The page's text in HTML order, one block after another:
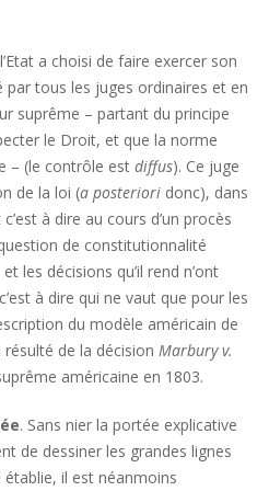
a choisi de faire exercer son
tous les juges ordinaires et en
suprême – partant du principe
le Droit, et que la norme
– (le contrôle est diffus). Ce juge
de la loi (a posteriori donc), dans
à dire au cours d’un procès
de constitutionnalité
et les décisions qu’il rend n’ont
c’est à dire qui ne vaut que pour les
du modèle américain de
de la décision Marbury v.
américaine en 1803.
. Sans nier la portée explicative
de dessiner les grandes lignes
il est néanmoins